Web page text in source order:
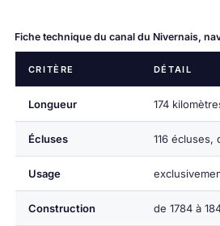
Fiche technique du canal du Nivernais,
CRITÈRE DÉTAIL
Longueur 174
Écluses 116 écluses,
Usage
Construction de 1784 à